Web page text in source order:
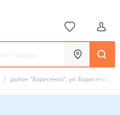
/ район "Борисенко", ул. Борисенко,